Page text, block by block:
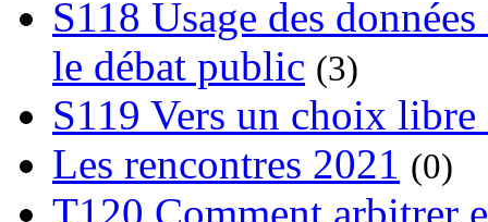
S118 Usage des
le débat public (3)
S119 Vers un choix
Les rencontres 2021 (0)
T120 Comment arbitrer